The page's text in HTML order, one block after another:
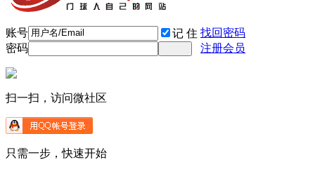
账号 记 住 找回密码
密码
注册会员
扫一扫，访问微社区
只需一步，快速开始